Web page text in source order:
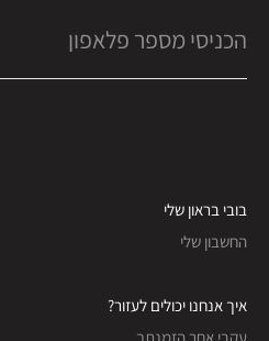
בובי בראון שלי
החשבון שלי
איך אנחנו יכולים לעזור?
עקבי אחר הזמנתך